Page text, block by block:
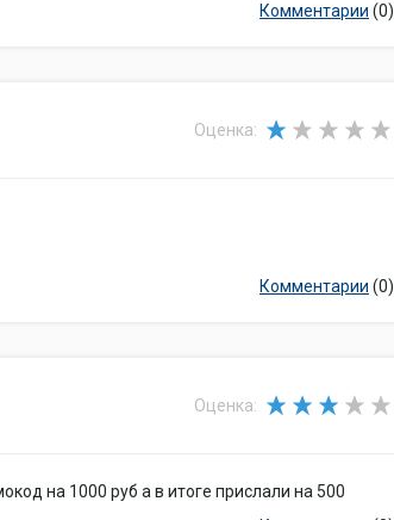
Комментарии (0)
Оценка:
Комментарии (0)
Оценка:
на 1000 руб а в итоге прислали на 500